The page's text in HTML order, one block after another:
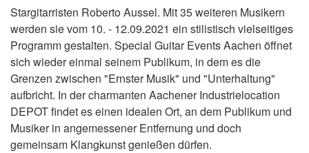
Stargitarristen Roberto Aussel. Mit 35 weiteren Musikern
werden sie vom 10. - 12.09.2021 ein stilistisch vielseitiges
Programm gestalten. Special Guitar Events Aachen öffnet
sich wieder einmal seinem Publikum, in dem es die
Grenzen zwischen "Ernster Musik" und "Unterhaltung"
aufbricht. In der charmanten Aachener Industrielocation
DEPOT findet es einen idealen Ort, an dem Publikum und
Musiker in angemessener Entfernung und doch
gemeinsam Klangkunst genießen dürfen.